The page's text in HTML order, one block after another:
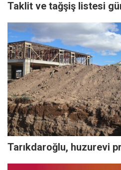
Taklit ve tağşiş listesi
Tarıkdaroğlu, huzurevi